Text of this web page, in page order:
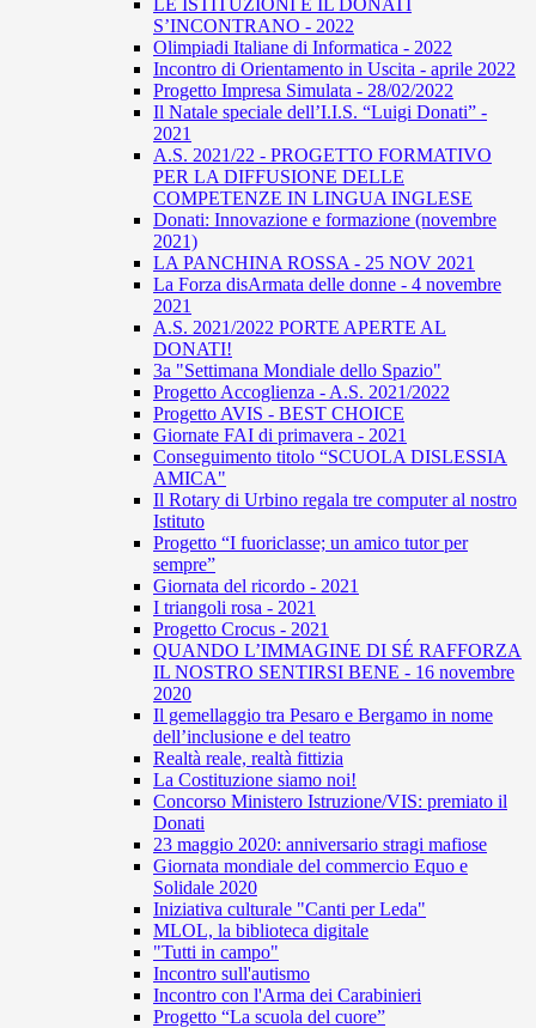
LE ISTITUZIONI E IL DONATI
S’INCONTRANO - 2022
Olimpiadi Italiane di Informatica - 2022
Incontro di Orientamento in Uscita - aprile 2022
Progetto Impresa Simulata - 28/02/2022
Il Natale speciale dell’I.I.S. “Luigi Donati” -
2021
A.S. 2021/22 - PROGETTO FORMATIVO
PER LA DIFFUSIONE DELLE
COMPETENZE IN LINGUA INGLESE
Donati: Innovazione e formazione (novembre
2021)
LA PANCHINA ROSSA - 25 NOV 2021
La Forza disArmata delle donne - 4 novembre
2021
A.S. 2021/2022 PORTE APERTE AL
DONATI!
3a "Settimana Mondiale dello Spazio"
Progetto Accoglienza - A.S. 2021/2022
Progetto AVIS - BEST CHOICE
Giornate FAI di primavera - 2021
Conseguimento titolo “SCUOLA DISLESSIA
AMICA"
Il Rotary di Urbino regala tre computer al nostro
Istituto
Progetto “I fuoriclasse; un amico tutor per
sempre”
Giornata del ricordo - 2021
I triangoli rosa - 2021
Progetto Crocus - 2021
QUANDO L’IMMAGINE DI SÉ RAFFORZA
IL NOSTRO SENTIRSI BENE - 16 novembre
2020
Il gemellaggio tra Pesaro e Bergamo in nome
dell’inclusione e del teatro
Realtà reale, realtà fittizia
La Costituzione siamo noi!
Concorso Ministero Istruzione/VIS: premiato il
Donati
23 maggio 2020: anniversario stragi mafiose
Giornata mondiale del commercio Equo e
Solidale 2020
Iniziativa culturale "Canti per Leda"
MLOL, la biblioteca digitale
"Tutti in campo"
Incontro sull'autismo
Incontro con l'Arma dei Carabinieri
Progetto “La scuola del cuore”